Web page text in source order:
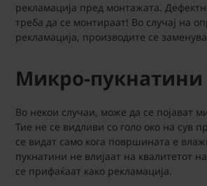
рекламација пред монтажата.
треба да се монтираат! Во случај на
рекламација, производите се
Микро-пукнатини
Во некои случаи, може да се појават
Тие не се видливи со голо око на сув
се видат само кога површината е
пукнатини не влијаат на квалитетот
се прифаќаат како рекламација.